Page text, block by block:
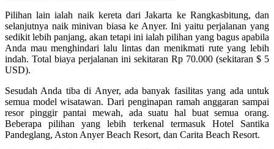
Pilihan lain ialah naik kereta dari Jakarta ke Rangkasbitung, dan
selanjutnya naik minivan biasa ke Anyer. Ini yaitu perjalanan yang
sedikit lebih panjang, akan tetapi ini ialah pilihan yang bagus apabila
Anda mau menghindari lalu lintas dan menikmati rute yang lebih
indah. Total biaya perjalanan ini sekitaran Rp 70.000 (sekitaran $ 5
USD).
Sesudah Anda tiba di Anyer, ada banyak fasilitas yang ada untuk
semua model wisatawan. Dari penginapan ramah anggaran sampai
resor pinggir pantai mewah, ada suatu hal buat semua orang.
Beberapa pilihan yang lebih terkenal termasuk Hotel Santika
Pandeglang, Aston Anyer Beach Resort, dan Carita Beach Resort.